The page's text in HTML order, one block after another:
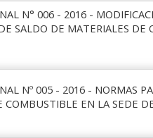
N° 006 - 2016 -
SALDO DE MATERIALES
Nº 005 - 2016 - NORMAS
COMBUSTIBLE EN LA SEDE